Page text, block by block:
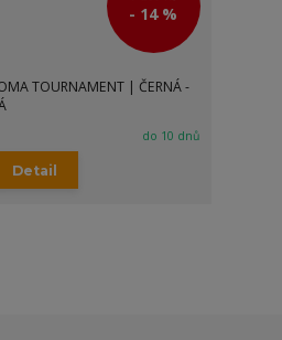
- 14 %
TOURNAMENT | ČERNÁ -
do 10 dnů
Detail